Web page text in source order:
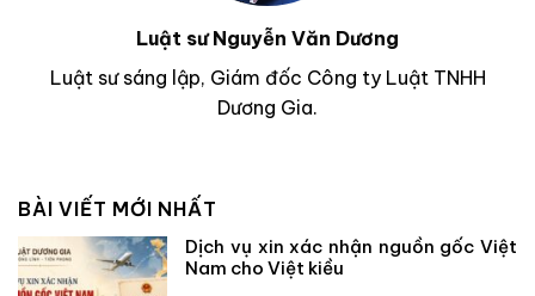
Luật sư Nguyễn Văn Dương
Luật sư sáng lập, Giám đốc Công ty Luật TNHH
Dương Gia.
BÀI VIẾT MỚI NHẤT
Dịch vụ xin xác nhận nguồn gốc Việt
Nam cho Việt kiều